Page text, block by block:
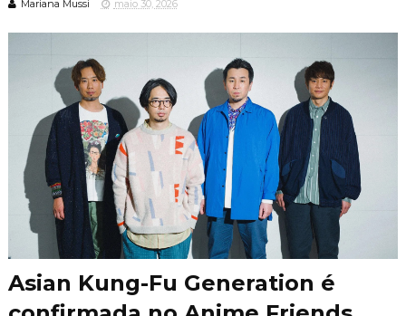
Mariana Mussi maio 30, 2026
Asian Kung-Fu Generation é